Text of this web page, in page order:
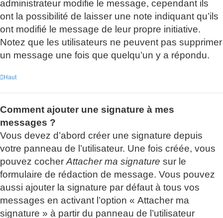
administrateur modifie le message, cependant ils
ont la possibilité de laisser une note indiquant qu’ils
ont modifié le message de leur propre initiative.
Notez que les utilisateurs ne peuvent pas supprimer
un message une fois que quelqu’un y a répondu.
Haut
Comment ajouter une signature à mes
messages ?
Vous devez d’abord créer une signature depuis
votre panneau de l’utilisateur. Une fois créée, vous
pouvez cocher Attacher ma signature sur le
formulaire de rédaction de message. Vous pouvez
aussi ajouter la signature par défaut à tous vos
messages en activant l’option « Attacher ma
signature » à partir du panneau de l’utilisateur